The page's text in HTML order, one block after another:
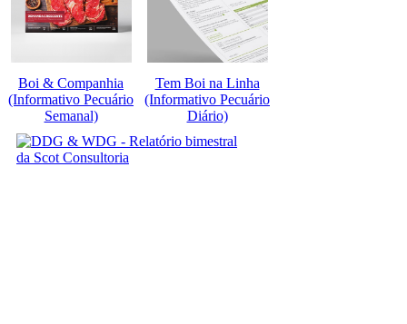
Boi & Companhia
(Informativo Pecuário
Semanal)
Tem Boi na Linha
(Informativo Pecuário
Diário)